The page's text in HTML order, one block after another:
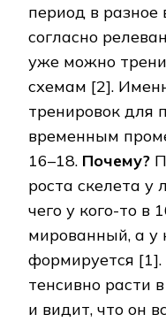
период в разное
согласно
уже можно
схе­мам [2].
тренировок для
вре­мен­ным
16–18. Почему?
роста скелета у
чего у кого-то в
ми­ро­ван­ный, а у
формируется
тен­сив­но рас­ти
и видит, что он